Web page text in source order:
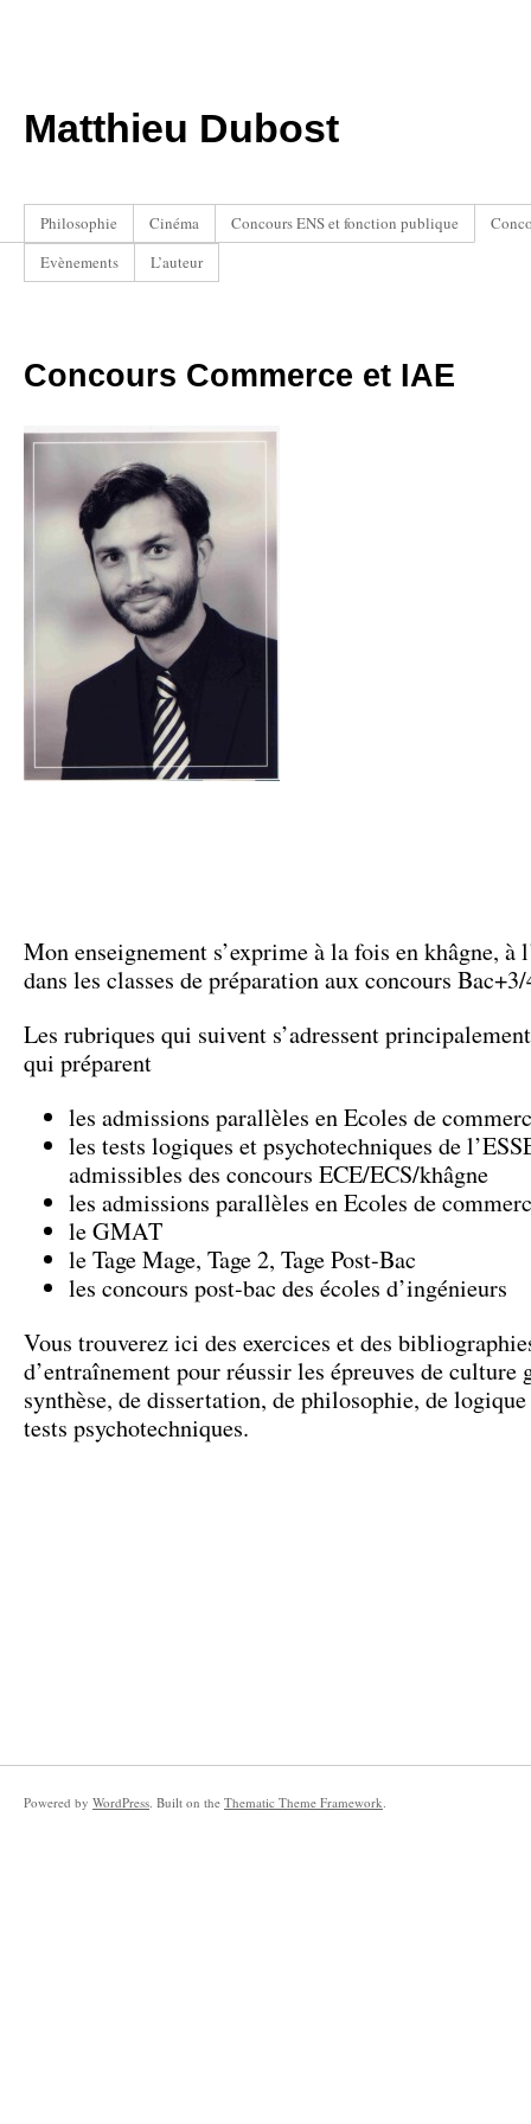
Matthieu Dubost
Philosophie Cinéma Concours ENS et fonction publique
Evènements
L’auteur
Concours Commerce et IAE
Mon enseignement s’exprime à la fois en khâgne, à
dans les classes de préparation aux concours
Les rubriques qui suivent s’adressent
qui préparent
les admissions parallèles en Ecoles de
les tests logiques et psychotechniques de
admissibles des concours ECE/ECS/khâgne
les admissions parallèles en Ecoles de
le GMAT
le Tage Mage, Tage 2, Tage Post-Bac
les concours post-bac des écoles d’ingénieurs
Vous trouverez ici des exercices et des
d’entraînement pour réussir les épreuves de culture
synthèse, de dissertation, de philosophie, de
tests psychotechniques.
Powered by WordPress. Built on the Thematic Theme Framework.